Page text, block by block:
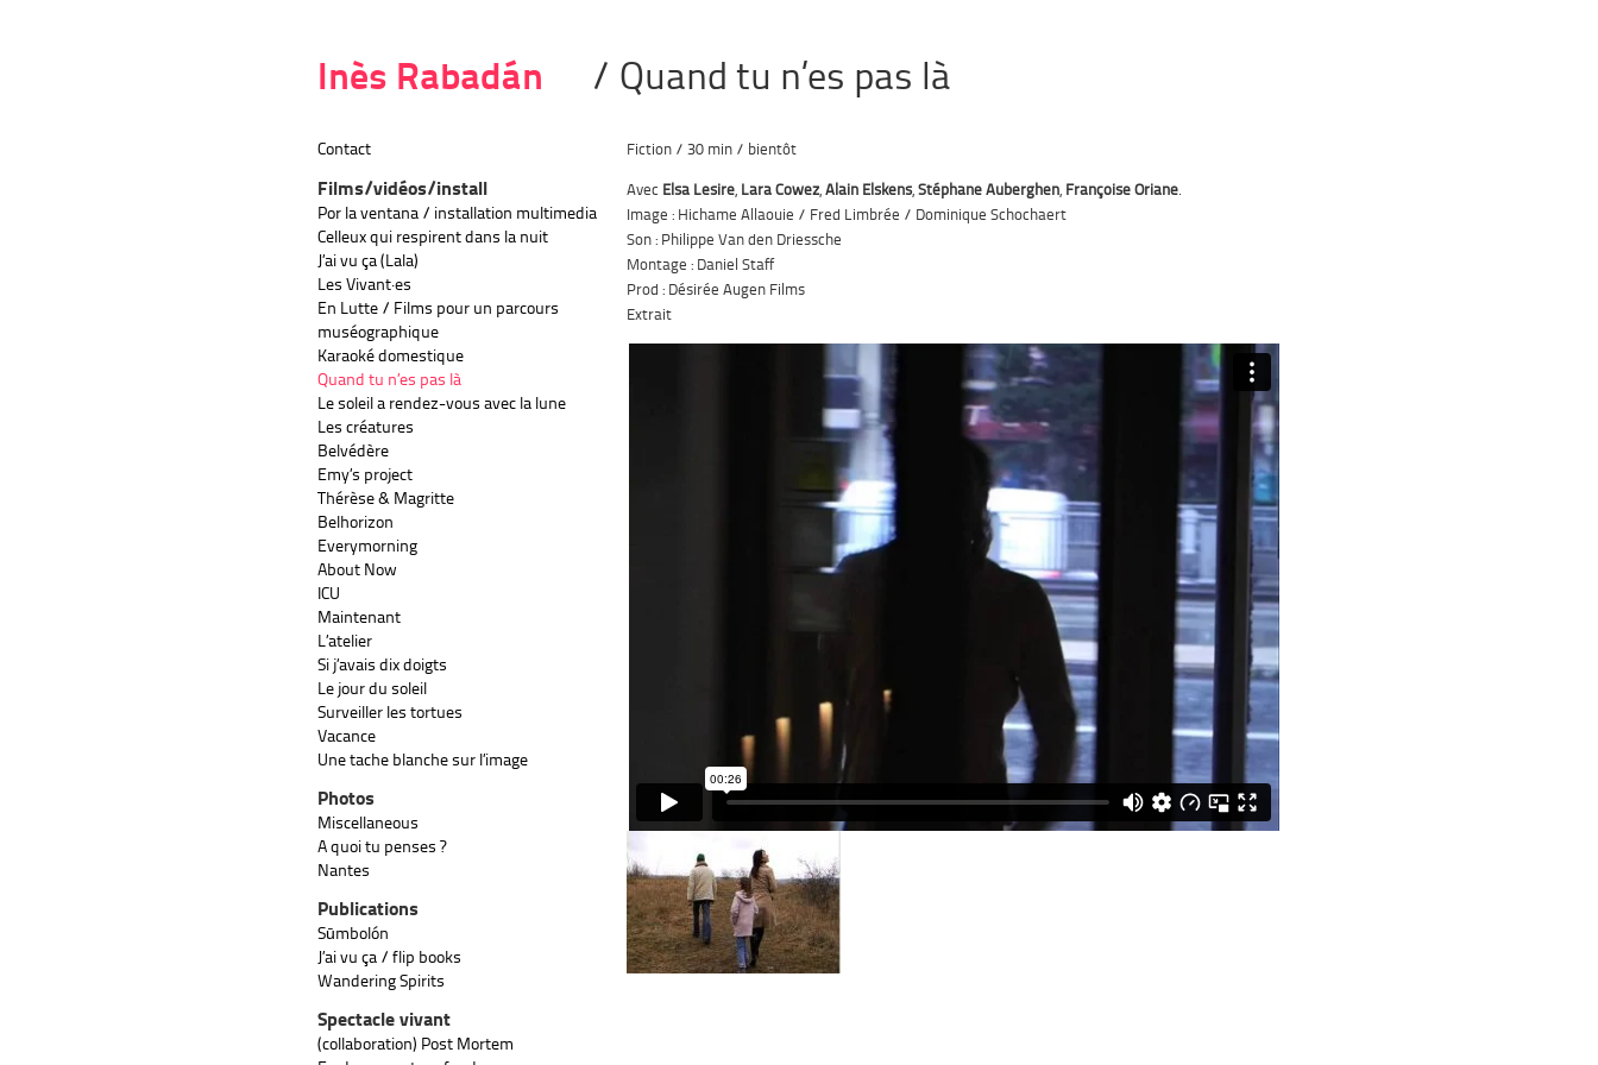
Inès Rabadán
Contact
Films/vidéos/install
Por la ventana / installation multimedia
Celleux qui respirent dans la nuit
J’ai vu ça (Lala)
Les Vivant·es
En Lutte / Films pour un parcours
muséographique
Karaoké domestique
Quand tu n’es pas là
Le soleil a rendez-vous avec la lune
Les créatures
Belvédère
Emy’s project
Thérèse & Magritte
Belhorizon
Everymorning
About Now
ICU
Maintenant
L’atelier
Si j’avais dix doigts
Le jour du soleil
Surveiller les tortues
Vacance
Une tache blanche sur l’image
Photos
Miscellaneous
A quoi tu penses ?
Nantes
Publications
Sūmbolón
J’ai vu ça / flip books
Wandering Spirits
Spectacle vivant
(collaboration) Post Mortem
/ Quand tu n’es pas là
Fiction / 30 min / bientôt
Avec Elsa Lesire, Lara Cowez, Alain Elskens, Stéphane Auberghen, Françoise Oriane.
Image : Hichame Allaouie / Fred Limbrée / Dominique Schochaert
Son : Philippe Van den Driessche
Montage : Daniel Staff
Prod : Désirée Augen Films
Extrait